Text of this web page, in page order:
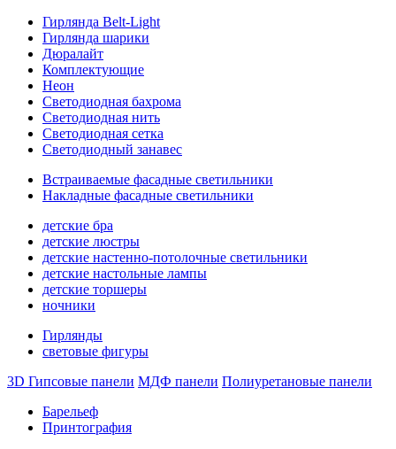
Гирлянда Belt-Light
Гирлянда шарики
Дюралайт
Комплектующие
Неон
Светодиодная бахрома
Светодиодная нить
Светодиодная сетка
Светодиодный занавес
Встраиваемые фасадные светильники
Накладные фасадные светильники
детские бра
детские люстры
детские настенно-потолочные светильники
детские настольные лампы
детские торшеры
ночники
Гирлянды
световые фигуры
3D Гипсовые панели МДФ панели Полиуретановые панели
Барельеф
Принтография